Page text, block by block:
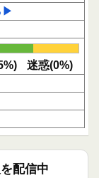
ースも見受
相談窓口か
注意を推奨
談の確認を
勧誘や営業
名の不明確
れているた
が望まれま
確認し、個
。
▶
迷惑(0%)
配信中